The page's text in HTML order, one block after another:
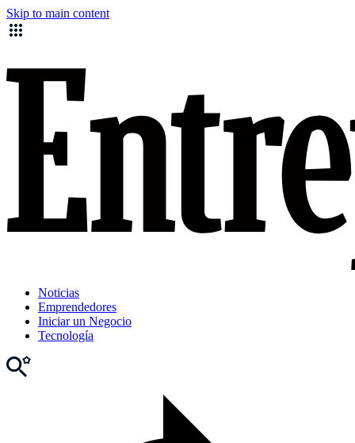
Skip to main content
Noticias
Emprendedores
Iniciar un Negocio
Tecnología